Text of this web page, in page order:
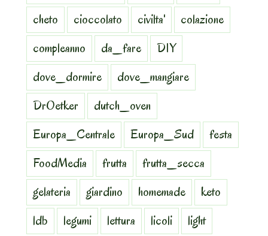
cheto
cioccolato civilta'
colazione
compleanno
da_fare
DIY
dove_dormire
dove_mangiare
DrOetker
dutch_oven
Europa_Centrale
Europa_Sud
festa
FoodMedia
frutta
frutta_secca
gelateria
giardino homemade
keto
ldb
legumi lettura licoli
light